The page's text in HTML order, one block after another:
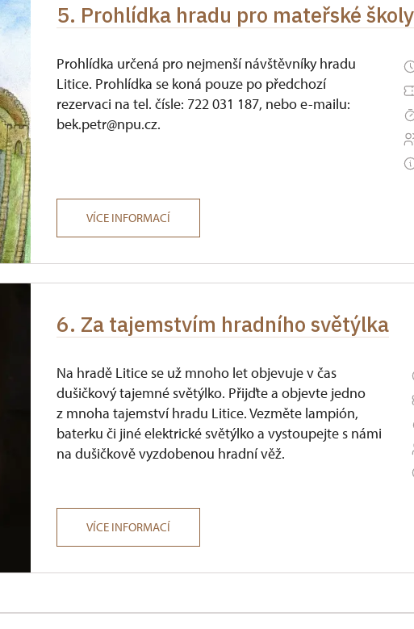
5. Prohlídka hradu pro mateřské školy
Prohlídka určená pro nejmenší návštěvníky hradu
Litice. Prohlídka se koná pouze po předchozí
rezervaci na tel. čísle: 722 031 187, nebo e-mailu:
bek.petr@npu.cz.
VÍCE INFORMACÍ
6. Za tajemstvím hradního světýlka
Na hradě Litice se už mnoho let objevuje v čas
dušičkový tajemné světýlko. Přijďte a objevte jedno
z mnoha tajemství hradu Litice. Vezměte lampión,
baterku či jiné elektrické světýlko a vystoupejte s námi
na dušičkově vyzdobenou hradní věž.
VÍCE INFORMACÍ